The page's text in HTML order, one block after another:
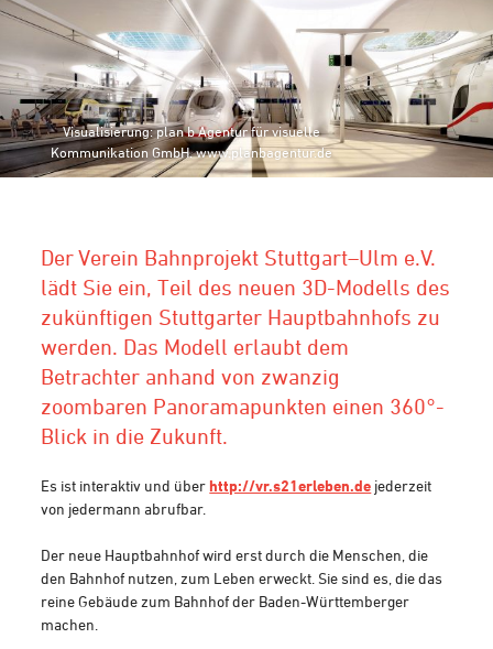
Visualisierung: plan b Agentur für visuelle
Kommunikation GmbH. www.planbagentur.de
Der Verein Bahnprojekt Stuttgart–Ulm e.V.
lädt Sie ein, Teil des neuen 3D-Modells des
zukünftigen Stuttgarter Hauptbahnhofs zu
werden. Das Modell erlaubt dem
Betrachter anhand von zwanzig
zoombaren Panoramapunkten einen 360°-
Blick in die Zukunft.
Es ist interaktiv und überhttp://vr.s21erleben.de jederzeit
von jedermann abrufbar.
Der neue Hauptbahnhof wird erst durch die Menschen, die
den Bahnhof nutzen, zum Leben erweckt. Sie sind es, die das
reine Gebäude zum Bahnhof der Baden-Württemberger
machen.